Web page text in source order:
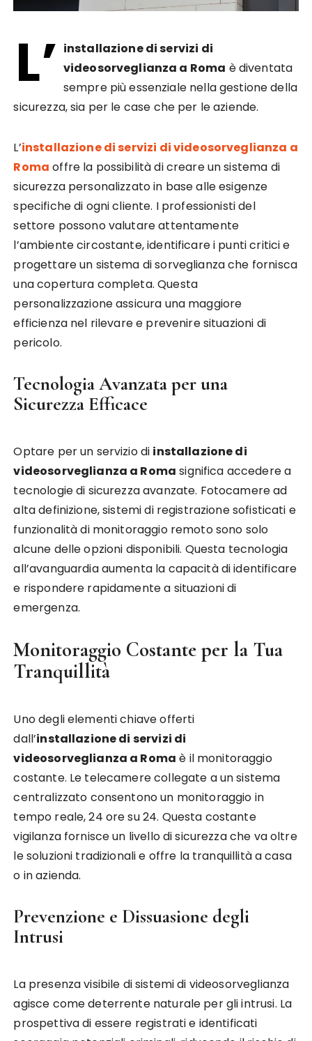
L’ installazione di servizi di
videosorveglianza a Roma è diventata
sempre più essenziale nella gestione della
sicurezza, sia per le case che per le aziende.
L’installazione di servizi di videosorveglianza a
Roma offre la possibilità di creare un sistema di
sicurezza personalizzato in base alle esigenze
specifiche di ogni cliente. I professionisti del
settore possono valutare attentamente
l’ambiente circostante, identificare i punti critici e
progettare un sistema di sorveglianza che fornisca
una copertura completa. Questa
personalizzazione assicura una maggiore
efficienza nel rilevare e prevenire situazioni di
pericolo.
Tecnologia Avanzata per una
Sicurezza Efficace
Optare per un servizio di installazione di
videosorveglianza a Roma significa accedere a
tecnologie di sicurezza avanzate. Fotocamere ad
alta definizione, sistemi di registrazione sofisticati e
funzionalità di monitoraggio remoto sono solo
alcune delle opzioni disponibili. Questa tecnologia
all’avanguardia aumenta la capacità di identificare
e rispondere rapidamente a situazioni di
emergenza.
Monitoraggio Costante per la Tua
Tranquillità
Uno degli elementi chiave offerti
dall’installazione di servizi di
videosorveglianza a Roma è il monitoraggio
costante. Le telecamere collegate a un sistema
centralizzato consentono un monitoraggio in
tempo reale, 24 ore su 24. Questa costante
vigilanza fornisce un livello di sicurezza che va oltre
le soluzioni tradizionali e offre la tranquillità a casa
o in azienda.
Prevenzione e Dissuasione degli
Intrusi
La presenza visibile di sistemi di videosorveglianza
agisce come deterrente naturale per gli intrusi. La
prospettiva di essere registrati e identificati